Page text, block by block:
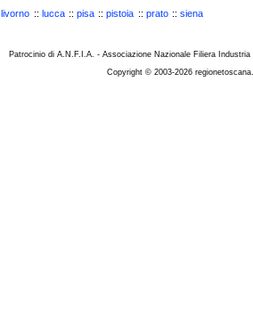
livorno :: lucca :: pisa :: pistoia :: prato :: siena
Patrocinio di A.N.F.I.A. - Associazione Nazionale Filiera
Copyright © 2003-2026